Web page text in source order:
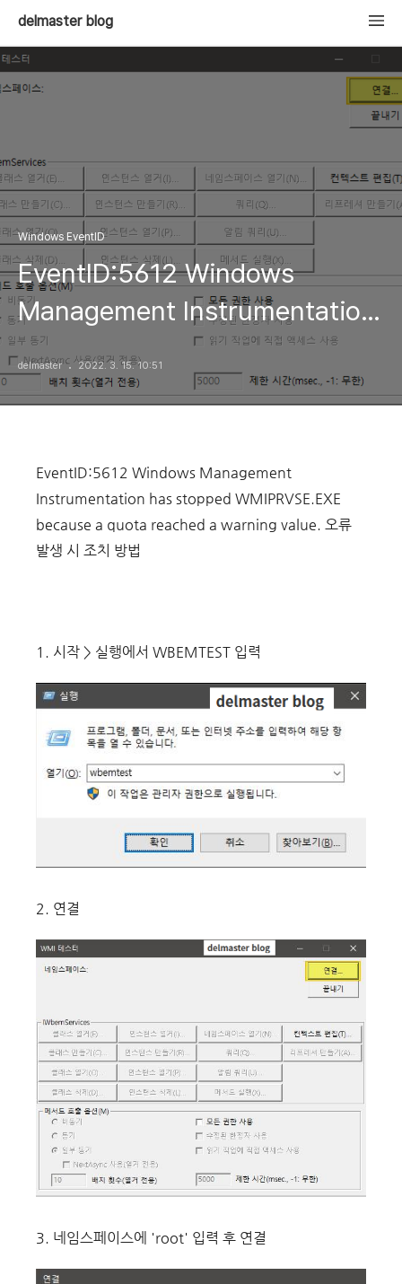
delmaster blog
Windows EventID
EventID:5612 Windows
Management Instrumentation
has stopped WMIPRVSE.EXE
because a quota reached a
delmaster 2022. 3. 15. 10:51
EventID:5612 Windows Management
Instrumentation has stopped WMIPRVSE.EXE
because a quota reached a warning value. 오류
발생 시 조치 방법
1. 시작 > 실행에서 WBEMTEST 입력
2. 연결
3. 네임스페이스에 'root' 입력 후 연결